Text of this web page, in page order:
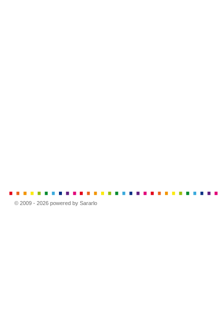
© 2009 - 2026 powered by Sararlo